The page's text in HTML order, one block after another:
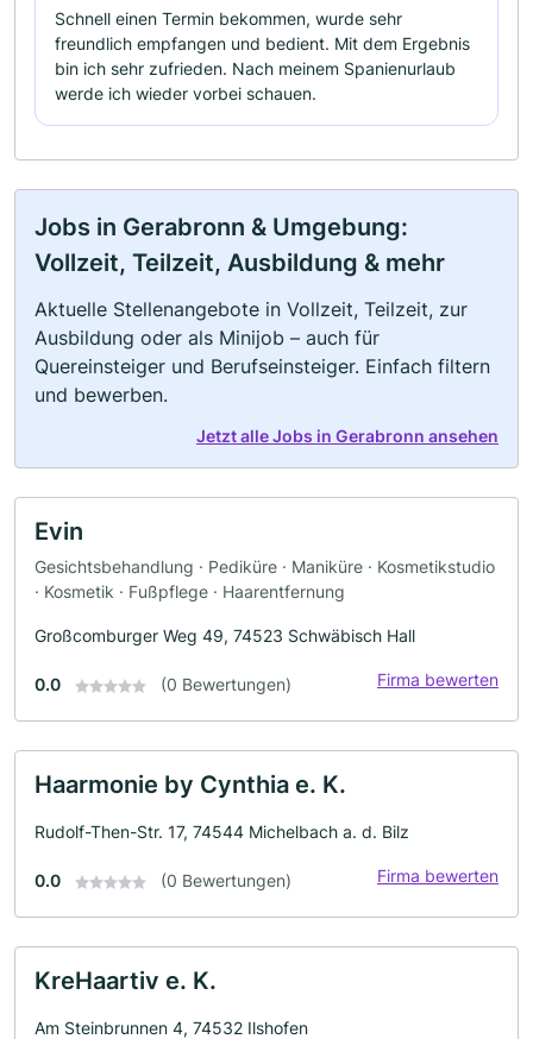
Schnell einen Termin bekommen, wurde sehr
freundlich empfangen und bedient. Mit dem Ergebnis
bin ich sehr zufrieden. Nach meinem Spanienurlaub
werde ich wieder vorbei schauen.
Jobs in Gerabronn & Umgebung:
Vollzeit, Teilzeit, Ausbildung & mehr
Aktuelle Stellenangebote in Vollzeit, Teilzeit, zur
Ausbildung oder als Minijob – auch für
Quereinsteiger und Berufseinsteiger. Einfach filtern
und bewerben.
Jetzt alle Jobs in Gerabronn ansehen
Evin
Gesichtsbehandlung · Pediküre · Maniküre · Kosmetikstudio
· Kosmetik · Fußpflege · Haarentfernung
Großcomburger Weg 49, 74523 Schwäbisch Hall
0.0 (0 Bewertungen) Firma bewerten
Haarmonie by Cynthia e. K.
Rudolf-Then-Str. 17, 74544 Michelbach a. d. Bilz
0.0 (0 Bewertungen) Firma bewerten
KreHaartiv e. K.
Am Steinbrunnen 4, 74532 Ilshofen